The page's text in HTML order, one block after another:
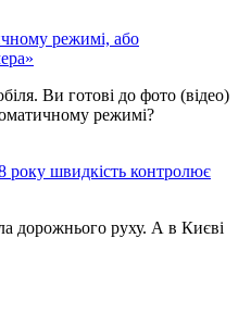
режимі, або
Ви готові до фото (відео)
режимі?
року швидкість контролює
дорожнього руху. А в Києві